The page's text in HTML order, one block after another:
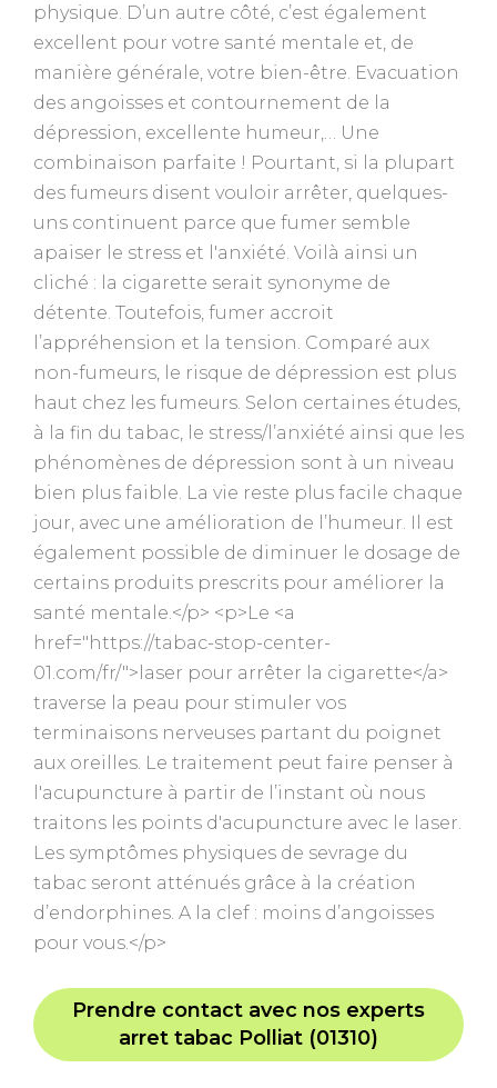
physique. D’un autre côté, c’est également
excellent pour votre santé mentale et, de
manière générale, votre bien-être. Evacuation
des angoisses et contournement de la
dépression, excellente humeur,… Une
combinaison parfaite ! Pourtant, si la plupart
des fumeurs disent vouloir arrêter, quelques-
uns continuent parce que fumer semble
apaiser le stress et l'anxiété. Voilà ainsi un
cliché : la cigarette serait synonyme de
détente. Toutefois, fumer accroit
l’appréhension et la tension. Comparé aux
non-fumeurs, le risque de dépression est plus
haut chez les fumeurs. Selon certaines études,
à la fin du tabac, le stress/l’anxiété ainsi que les
phénomènes de dépression sont à un niveau
bien plus faible. La vie reste plus facile chaque
jour, avec une amélioration de l’humeur. Il est
également possible de diminuer le dosage de
certains produits prescrits pour améliorer la
santé mentale.</p> <p>Le <a
href="https://tabac-stop-center-
01.com/fr/">laser pour arrêter la cigarette</a>
traverse la peau pour stimuler vos
terminaisons nerveuses partant du poignet
aux oreilles. Le traitement peut faire penser à
l'acupuncture à partir de l’instant où nous
traitons les points d'acupuncture avec le laser.
Les symptômes physiques de sevrage du
tabac seront atténués grâce à la création
d’endorphines. A la clef : moins d’angoisses
pour vous.</p>
Prendre contact avec nos experts
arret tabac Polliat (01310)